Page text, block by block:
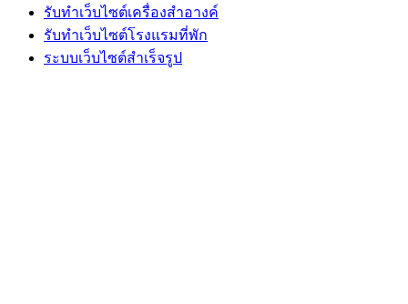
รับทำเว็บไซต์เครื่องสำอางค์
รับทำเว็บไซต์โรงแรมที่พัก
ระบบเว็บไซต์สำเร็จรูป